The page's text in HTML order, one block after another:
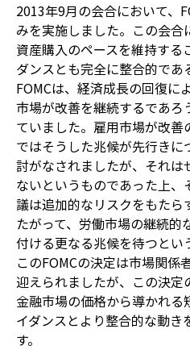
2013年9月の会合において、
みを実施しました。この会合
資産購入のペースを維持する
ダンスとも完全に整合的であ
FOMCは、経済成長の回復に
市場が改善を継続するであろ
ていました。雇用市場が改
ではそうした兆候が先行き
討がなされましたが、それ
ないというものであった上
議は追加的なリスクをもたら
たがって、労働市場の継続
付ける更なる兆候を待つとい
このFOMCの決定は市場関係
迎えられましたが、この決定
金融市場の価格から導かれ
イダンスとより整合的な動
す。